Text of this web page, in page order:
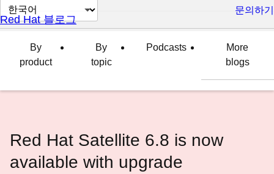
페
이
변
문의하기
Red Hat 블로그
By
product
By
topic
Podcasts
More
blogs
Red Hat Satellite 6.8 is now
available with upgrade